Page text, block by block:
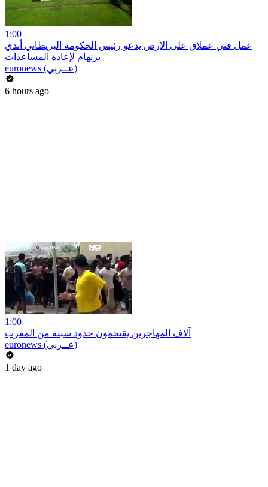
1:00
عمل فني عملاق على الأرض يدعو رئيس الحكومة البريطاني أندي
برنهام لإعادة المساعدات
euronews (عــربي)
6 hours ago
1:00
آلاف المهاجرين يقتحمون حدود سبتة من المغرب
euronews (عــربي)
1 day ago